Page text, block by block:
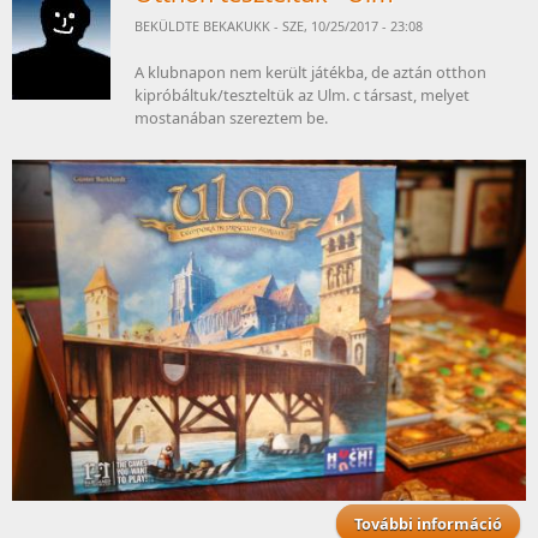
BEKÜLDTE BEKAKUKK - SZE, 10/25/2017 - 23:08
A klubnapon nem került játékba, de aztán otthon
kipróbáltuk/teszteltük az Ulm. c társast, melyet
mostanában szereztem be.
További információ